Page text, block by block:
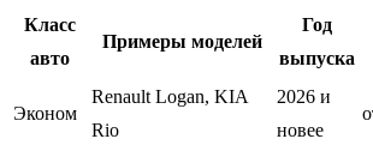
Класс
авто
Примеры моделей
Год
выпуска
Эконом
Renault Logan, KIA
Rio
2026 и
новее